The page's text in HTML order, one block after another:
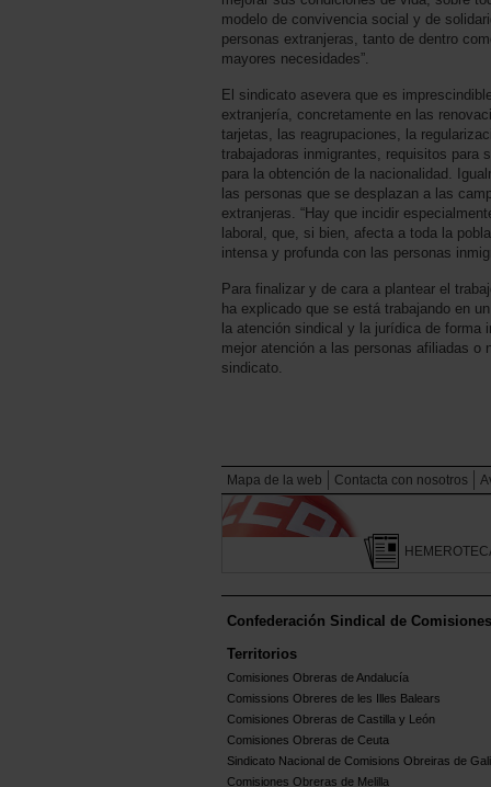
modelo de convivencia social y de
personas extranjeras, tanto de dentro
mayores necesidades”.
El sindicato asevera que es
extranjería, concretamente en las
tarjetas, las reagrupaciones, la
trabajadoras inmigrantes, requisitos para
para la obtención de la nacionalidad.
las personas que se desplazan a las
extranjeras. “Hay que incidir
laboral, que, si bien, afecta a toda la
intensa y profunda con las personas
Para finalizar y de cara a plantear el
ha explicado que se está trabajando en
la atención sindical y la jurídica de forma
mejor atención a las personas afiliadas o
sindicato.
Mapa de la web Contacta con nosotros
Confederación Sindical de
Territorios
Comisiones Obreras de Andalucía
Comissions Obreres de les Illes Balears
Comisiones Obreras de Castilla y León
Comisiones Obreras de Ceuta
Sindicato Nacional de Comisions Obreiras de
Comisiones Obreras de Melilla